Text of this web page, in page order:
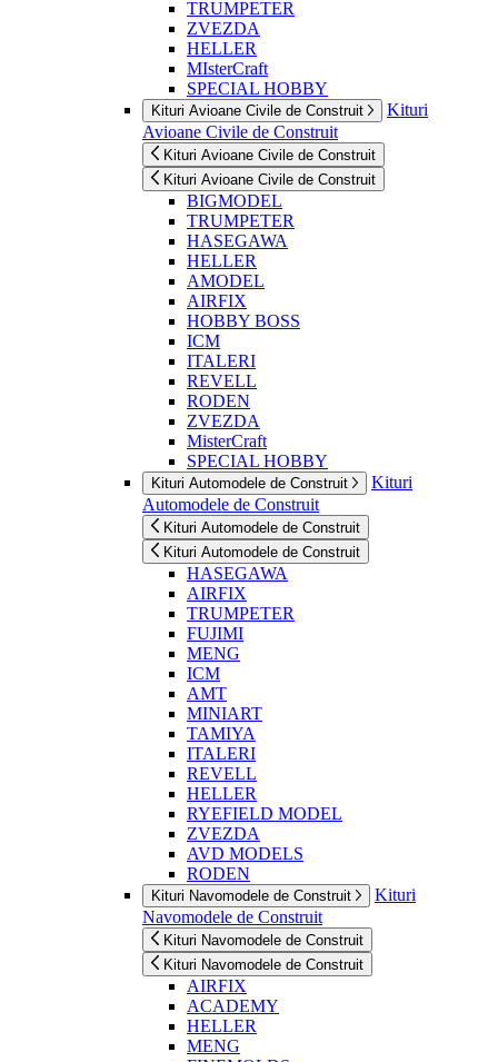
TRUMPETER
ZVEZDA
HELLER
MIsterCraft
SPECIAL HOBBY
Kituri Avioane Civile de Construit
Kituri
Avioane Civile de Construit
Kituri Avioane Civile de Construit
Kituri Avioane Civile de Construit
BIGMODEL
TRUMPETER
HASEGAWA
HELLER
AMODEL
AIRFIX
HOBBY BOSS
ICM
ITALERI
REVELL
RODEN
ZVEZDA
MisterCraft
SPECIAL HOBBY
Kituri Automodele de Construit
Kituri
Automodele de Construit
Kituri Automodele de Construit
Kituri Automodele de Construit
HASEGAWA
AIRFIX
TRUMPETER
FUJIMI
MENG
ICM
AMT
MINIART
TAMIYA
ITALERI
REVELL
HELLER
RYEFIELD MODEL
ZVEZDA
AVD MODELS
RODEN
Kituri Navomodele de Construit
Kituri
Navomodele de Construit
Kituri Navomodele de Construit
Kituri Navomodele de Construit
AIRFIX
ACADEMY
HELLER
MENG